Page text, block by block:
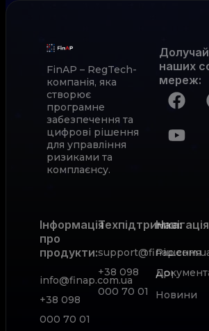
FinAP – RegTech-
компанія, яка
створює
програмне
забезпечення та
цифрові рішення
для управління
ризиками та
комплаєнсу.
наших
мереж:
Інформація
про
продукти:
info@finap.com.ua
+38 098
000 70 01
Техпідтримка:
+38 098
000 70 01
Рішення
АРІ
Новини